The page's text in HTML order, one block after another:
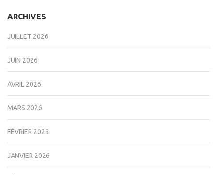
ARCHIVES
JUILLET 2026
JUIN 2026
AVRIL 2026
MARS 2026
FÉVRIER 2026
JANVIER 2026